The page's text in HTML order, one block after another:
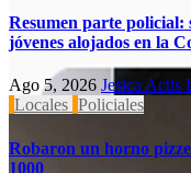
Resumen parte policial:
jóvenes alojados en la
Ago 5, 2026 Jesica Actis
Locales Policiales
Robaron un horno
1000